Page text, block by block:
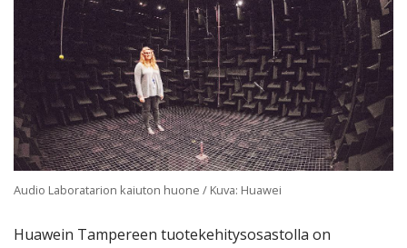
Audio Laboratarion kaiuton huone / Kuva: Huawei
Huawein Tampereen tuotekehitysosastolla on